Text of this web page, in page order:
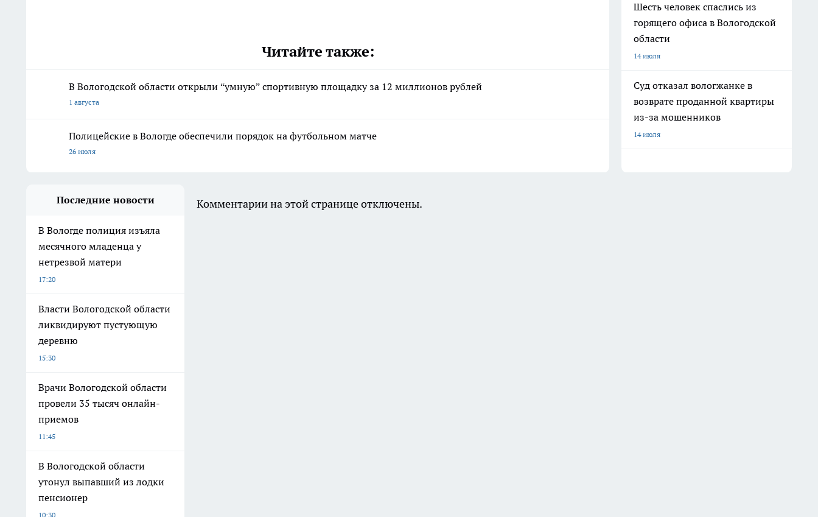
Читайте также:
В Вологодской области открыли “умную” спортивную площадку за 12 миллионов рублей
1 августа
Полицейские в Вологде обеспечили порядок на футбольном матче
26 июля
Шесть человек спаслись из
горящего офиса в Вологодской
области
14 июля
Суд отказал вологжанке в
возврате проданной квартиры
из-за мошенников
14 июля
Последние новости
В Вологде полиция изъяла
месячного младенца у
нетрезвой матери
17:20
Власти Вологодской области
ликвидируют пустующую
деревню
15:30
Врачи Вологодской области
провели 35 тысяч онлайн-
приемов
11:45
В Вологодской области
утонул выпавший из лодки
пенсионер
10:30
Комментарии на этой странице отключены.